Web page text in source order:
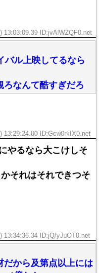
13:03:09.39 ID:jvAlWZQF0.net
バル上映してるなら
ろなんて酷すぎだろ
13:29:24.80 ID:Gcw0rkIX0.net
やるなら大こけしそ
それはそれできつそ
13:34:36.34 ID:jQ/yJuOT0.net
だから及第点以上には